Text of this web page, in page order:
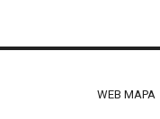
WEB MAPA